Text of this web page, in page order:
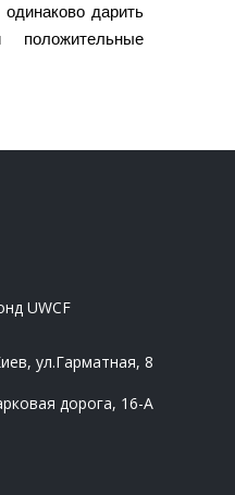
дарить
UWCF
ул.Гарматная, 8
дорога, 16-А